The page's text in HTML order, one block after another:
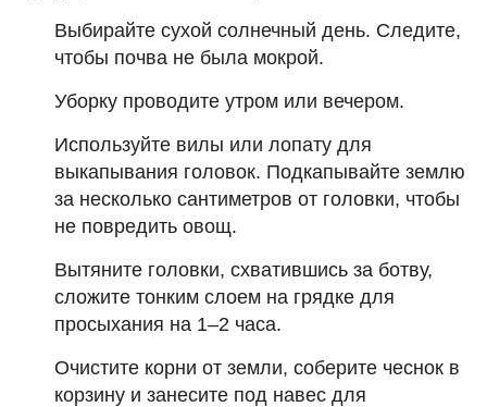
Выбирайте сухой солнечный день. Следите,
чтобы почва не была мокрой.
Уборку проводите утром или вечером.
Используйте вилы или лопату для
выкапывания головок. Подкапывайте землю
за несколько сантиметров от головки, чтобы
не повредить овощ.
Вытяните головки, схватившись за ботву,
сложите тонким слоем на грядке для
просыхания на 1–2 часа.
Очистите корни от земли, соберите чеснок в
корзину и занесите под навес для